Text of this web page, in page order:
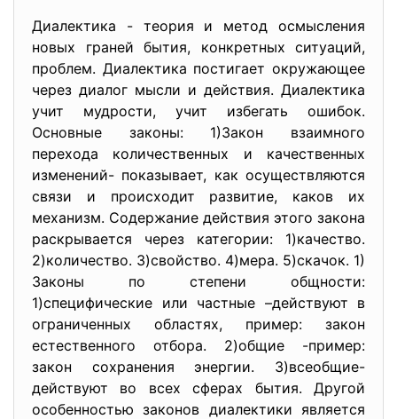
Диалектика - теория и метод осмысления
новых граней бытия, конкретных ситуаций,
проблем. Диалектика постигает окружающее
через диалог мысли и действия. Диалектика
учит мудрости, учит избегать ошибок.
Основные законы: 1)Закон взаимного
перехода количественных и качественных
изменений- показывает, как осуществляются
связи и происходит развитие, каков их
механизм. Содержание действия этого закона
раскрывается через категории: 1)качество.
2)количество. 3)свойство. 4)мера. 5)скачок. 1)
Законы по степени общности:
1)специфические или частные –действуют в
ограниченных областях, пример: закон
естественного отбора. 2)общие -пример:
закон сохранения энергии. 3)всеобщие-
действуют во всех сферах бытия. Другой
особенностью законов диалектики является